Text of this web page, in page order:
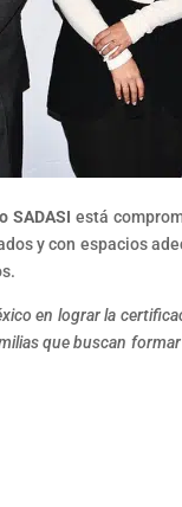
SADASI está
y con espacios
en lograr la
que buscan